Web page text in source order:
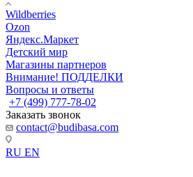
Wildberries
Ozon
Яндекс.Маркет
Детский мир
Магазины партнеров
Внимание! ПОДДЕЛКИ
Вопросы и ответы
+7 (499) 777-78-02
Заказать звонок
contact@budibasa.com
RU EN